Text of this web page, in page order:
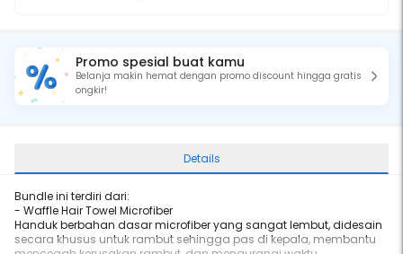
Promo spesial buat kamu
Belanja makin hemat dengan promo discount hingga gratis
ongkir!
Details
Bundle ini terdiri dari:
- Waffle Hair Towel Microfiber
Handuk berbahan dasar microfiber yang sangat lembut, didesain
secara khusus untuk rambut sehingga pas di kepala, membantu